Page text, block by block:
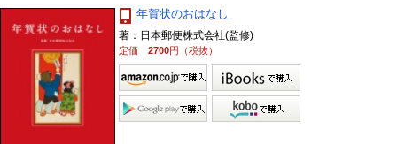
年賀状のおはなし
著：日本郵便株式会社(監修)
定価2700円（税抜）